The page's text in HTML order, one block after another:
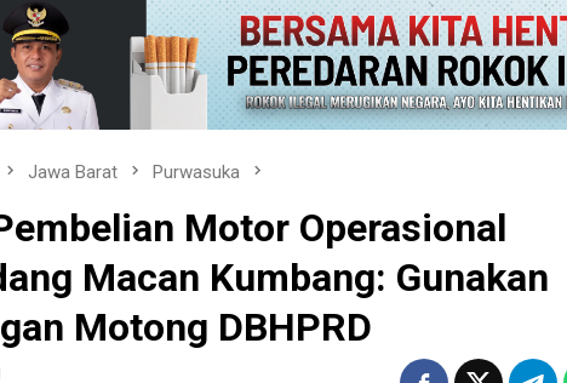
Jawa Barat Purwasuka
Motor Operasional
Macan Kumbang: Gunakan
Motong DBHPRD